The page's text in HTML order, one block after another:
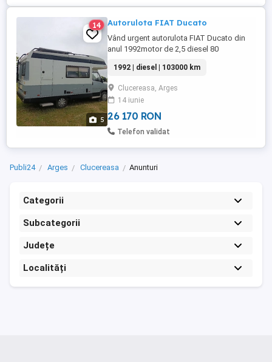
5
14 Autorulota FIAT Ducato
Vând urgent autorulota FIAT Ducato din
anul 1992motor de 2,5 diesel 80
răpitor de 2 ani.are perne de aer pe axa din
spate cu arcuri cu 4 foi și toate
cauciucurile sunt noi. Are 2 panouri solare
cu 2 baterii de stocare. Interiorul este
standard cu dotările din fabrică ...
1992 | diesel | 103000 km
Clucereasa, Arges
14 iunie
26 170 RON
Telefon validat
Publi24 Arges Clucereasa Anunturi
Categorii
Subcategorii
Județe
Localități